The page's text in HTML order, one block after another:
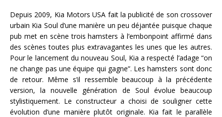
Depuis 2009, Kia Motors USA fait la publicité de son crossover
urbain Kia Soul d’une manière un peu déjantée puisque chaque
pub met en scène trois hamsters à l’embonpoint affirmé dans
des scènes toutes plus extravagantes les unes que les autres.
Pour le lancement du nouveau Soul, Kia a respecté l’adage “on
ne change pas une équipe qui gagne”. Les hamsters sont donc
de retour. Même s’il ressemble beaucoup à la précédente
version, la nouvelle génération de Soul évolue beaucoup
stylistiquement. Le constructeur a choisi de souligner cette
évolution d’une manière plutôt originale. Kia fait le parallèle